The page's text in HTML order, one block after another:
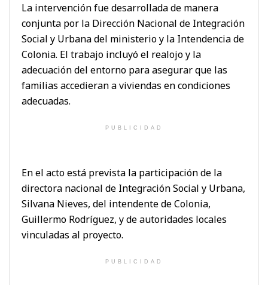
La intervención fue desarrollada de manera
conjunta por la Dirección Nacional de Integración
Social y Urbana del ministerio y la Intendencia de
Colonia. El trabajo incluyó el realojo y la
adecuación del entorno para asegurar que las
familias accedieran a viviendas en condiciones
adecuadas.
PUBLICIDAD
En el acto está prevista la participación de la
directora nacional de Integración Social y Urbana,
Silvana Nieves, del intendente de Colonia,
Guillermo Rodríguez, y de autoridades locales
vinculadas al proyecto.
PUBLICIDAD